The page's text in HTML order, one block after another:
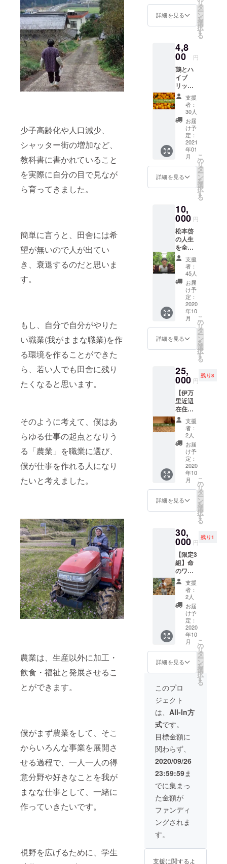
少子高齢化や人口減少、
シャッター街の増加など、
教科書に書かれていること
を実際に自分の目で見なが
ら育ってきました。
簡単に言うと、田舎には希
望が無いので人が出てい
き、衰退するのだと思いま
す。
もし、自分で自分がやりた
い職業(我がままな職業)を作
る環境を作ることができた
ら、若い人でも田舎に残り
たくなると思います。
そのように考えて、僕はあ
らゆる仕事の起点となりう
る「農業」を職業に選び、
僕が仕事を作れる人になり
たいと考えました。
農業は、生産以外に加工・
飲食・福祉と発展させるこ
とができます。
僕がまず農業をして、そこ
からいろんな事業を展開さ
せる過程で、一人一人の得
意分野や好きなことを我が
まなな仕事として、一緒に
作っていきたいです。
視野を広げるために、学生
なお、
農園に
通費な
どの経
費は、
支援者
負担で
お願い
しま
す。
セット
です。
ださ
い！
3500円
（送料
込み）
分の秋
野菜を
あなた
のご自
宅にお
届けし
ます。
に作っ
た旬の
野菜
セッ
承農法
などを
駆使
し、野
菜本来
の味を
引き出
す作り
方で、
こだ
わって
作った
素ヱコ
農園の
野菜
セット
です。
ださ
い！
3500円
（送料
込み）
分の冬
野菜を
あなた
のご自
宅にお
届けし
ます。
詳細を見る
リ
タ
ー
ン
を
選
択
す
る
4,8
00 円
鶏とハ
イブ
リッド
で作ら
れた我
がまま
金柑
(2.5kg)
＋サン
クス
メッ
セージ
ビタミ
ンCが豊
富な栄
養の宝
る金柑
を、農
薬を使
わない
方法で
丹精込
めて作
り、あ
なたの
家庭に
お届け
しま
す。 農
薬使っ
てない
ので、
皮ごと
す。 そ
のまま
で食べ
てもよ
し。
ジャム
や甘露
煮、蜂
蜜漬
け、金
柑酒な
どにし
て、食
べるの
もおす
すめで
す。 ※
め、黒
い点々
がつい
てる場
合があ
ります
が、ご
了承く
ださ
い。 送
料込み
の値段
です。
支援
者：
30人
お届
け予
定：
2021
年01
月
詳細を見る
こ
の
リ
タ
ー
ン
を
選
択
す
る
10,
000 円
松本啓
の人生
を全力
で応援
してく
ださる
方に向
けて。
お礼の
メッ
セージ
し、お
会いし
た時に
は全力
がとう
ござい
ます！
と伝え
ま
す！！
支援
者：
45人
お届
け予
定：
2020
年10
月
詳細を見る
こ
の
リ
タ
ー
ン
を
選
択
す
る
25,
000 円
残り8
【伊万
里近辺
在住の
方の
み】新
鮮な卵
の定期
配達を
行いま
す。 1
週間に1
回、1
パック
10個入
りの新
鮮な卵
たのご
自宅に
配達し
ます。
日本人
は、ほ
ぼ毎日
一個食
べると
言われ
ている
卵。 普
段どん
な卵を
食べて
ます
か？ 素
は、そ
んな毎
日食べ
るもの
だから
こそ、
こだわ
りの卵
をあな
たに提
供しま
す。 鶏
は我が
ままに
育って
欲しい
という
思いを
い空間
でのび
支援
者：
2人
お届
け予
定：
2020
年10
月
詳細を見る
こ
の
リ
タ
ー
ン
を
選
択
す
る
30,
000 円
残り1
【限定3
組】命
のワー
ク
ショッ
子様が
いるご
家族に
向け>
鶏の卵
を集め
たり、
種を植
えたり
すると
いった
命を扱
う農作
業をご
家族で
体験で
きる貴
重な権
利で
す。 夕
方は、
実際に
鶏をさ
ばい
て、一
緒に
BBQし
ましょ
現場
支援
者：
2人
お届
け予
定：
2020
年10
月
詳細を見る
こ
の
リ
タ
ー
ン
を
選
択
す
る
このプロ
ジェクト
は、 All-In方
式です。
目標金額に
関わらず、
2020/09/26
23:59:59ま
でに集まっ
た金額が
ファンディ
ングされま
す。
支援に関するよ